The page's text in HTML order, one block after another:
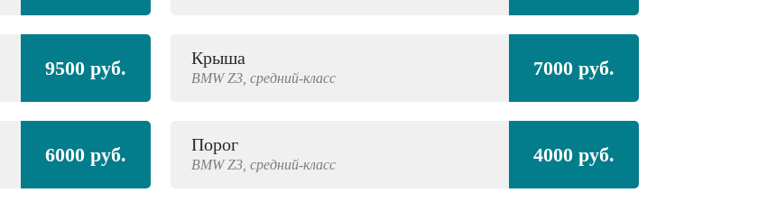
9500 руб. Крыша
BMWZ3, средний-класс 7000 руб.
6000 руб. Порог
BMWZ3, средний-класс 4000 руб.